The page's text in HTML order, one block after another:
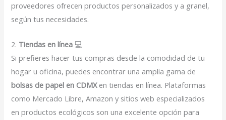
proveedores ofrecen productos personalizados y a granel,
según tus necesidades.
2. Tiendas en línea 💻
Si prefieres hacer tus compras desde la comodidad de tu
hogar u oficina, puedes encontrar una amplia gama de
bolsas de papel en CDMXen tiendas en línea. Plataformas
como Mercado Libre, Amazon y sitios web especializados
en productos ecológicos son una excelente opción para